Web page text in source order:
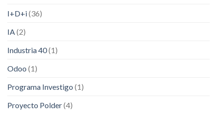
I+D+i(36)
IA (2)
Industria 40(1)
Odoo (1)
Programa Investigo (1)
Proyecto Polder(4)